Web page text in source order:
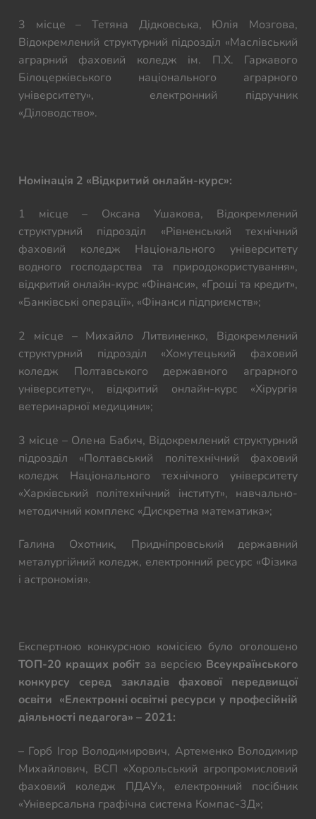
3 місце – Тетяна Дідковська, Юлія Мозгова,
Відокремлений структурний підрозділ «Маслівський
аграрний фаховий коледж ім. П.Х. Гаркавого
Білоцерківського національного аграрного
університету», електронний підручник
«Діловодство».
Номінація 2 «Відкритий онлайн-курс»:
1 місце – Оксана Ушакова, Відокремлений
структурний підрозділ «Рівненський технічний
фаховий коледж Національного університету
водного господарства та природокористування»,
відкритий онлайн-курс «Фінанси», «Гроші та кредит»,
«Банківські операції», «Фінанси підприємств»;
2 місце – Михайло Литвиненко, Відокремлений
структурний підрозділ «Хомутецький фаховий
коледж Полтавського державного аграрного
університету», відкритий онлайн-курс «Хірургія
ветеринарної медицини»;
3 місце – Олена Бабич, Відокремлений структурний
підрозділ «Полтавський політехнічний фаховий
коледж Національного технічного університету
«Харківський політехнічний інститут», навчально-
методичний комплекс «Дискретна математика»;
Галина Охотник, Придніпровський державний
металургійний коледж, електронний ресурс «Фізика
і астрономія».
Експертною конкурсною комісією було оголошено
ТОП-20 кращих робіт за версією Всеукраїнського
конкурсу серед закладів фахової передвищої
освіти «Електронні освітні ресурси у професійній
діяльності педагога» – 2021:
– Горб Ігор Володимирович, Артеменко Володимир
Михайлович, ВСП «Хорольський агропромисловий
фаховий коледж ПДАУ», електронний посібник
«Універсальна графічна система Компас-3Д»;